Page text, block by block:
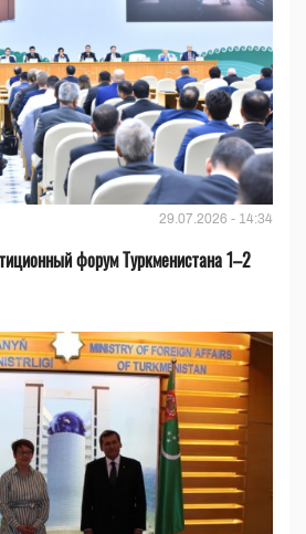
29.07.2026 - 14:34
форум Туркменистана 1–2